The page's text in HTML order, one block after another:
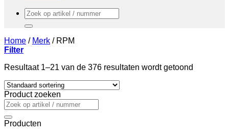
Zoeken
naar:
Home / Merk /RPM
Filter
Resultaat 1–21 van de 376 resultaten wordt getoond
Product zoeken
Zoeken
naar:
Producten